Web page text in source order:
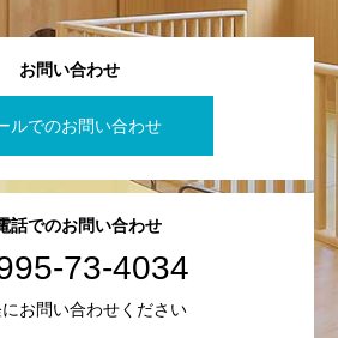
お問い合わせ
ルでのお問い合わせ
話でのお問い合わせ
73-4034
お問い合わせください